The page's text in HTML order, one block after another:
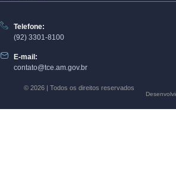
Telefone:
(92) 3301-8100
E-mail:
contato@tce.am.gov.br
© 2026 | Todos os direitos reservados